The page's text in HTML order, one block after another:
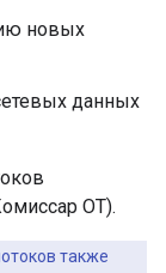
новых
данных
OT).
также